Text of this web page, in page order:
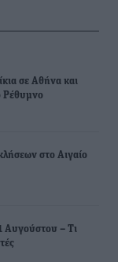
σε Αθήνα και
Ρέθυμνο
στο Αιγαίο
Αυγούστου – Τι